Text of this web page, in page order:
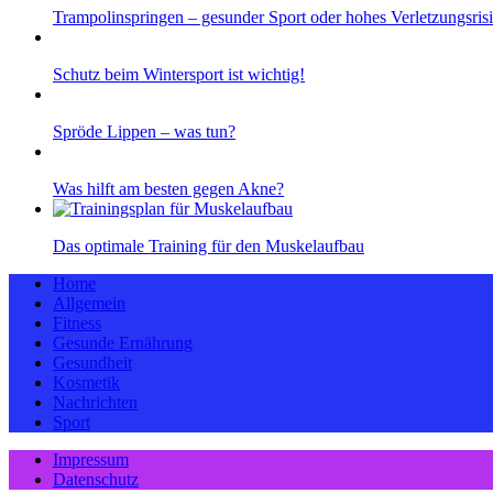
Trampolinspringen – gesunder Sport oder hohes
Schutz beim Wintersport ist wichtig!
Spröde Lippen – was tun?
Was hilft am besten gegen Akne?
Das optimale Training für den Muskelaufbau
Home
Allgemein
Fitness
Gesunde Ernährung
Gesundheit
Kosmetik
Nachrichten
Sport
Impressum
Datenschutz